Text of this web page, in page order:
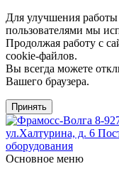
Для улучшения работы
пользователями мы
Продолжая работу с
cookie-файлов.
Вы всегда можете
Вашего браузера.
Принять
8-
ул.Халтурина, д. 6
оборудования
Основное меню